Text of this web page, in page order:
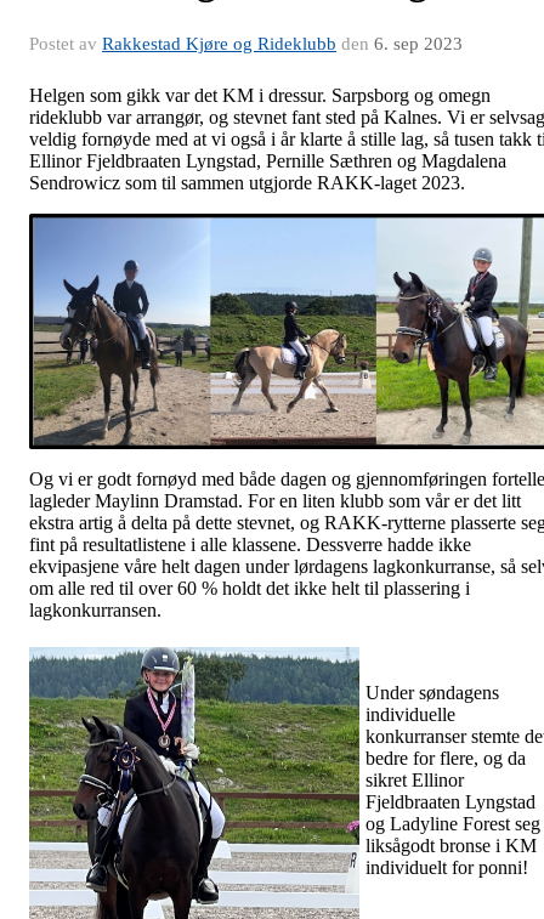
Postet av Rakkestad Kjøre og Rideklubb den 6. sep 2023
Helgen som gikk var det KM i dressur. Sarpsborg og omegn
rideklubb var arrangør, og stevnet fant sted på Kalnes. Vi er
veldig fornøyde med at vi også i år klarte å stille lag, så tusen takk
Ellinor Fjeldbraaten Lyngstad, Pernille Sæthren og Magdalena
Sendrowicz som til sammen utgjorde RAKK-laget 2023.
Og vi er godt fornøyd med både dagen og gjennomføringen
lagleder Maylinn Dramstad. For en liten klubb som vår er det litt
ekstra artig å delta på dette stevnet, og RAKK-rytterne plasserte
fint på resultatlistene i alle klassene. Dessverre hadde ikke
ekvipasjene våre helt dagen under lørdagens lagkonkurranse, så
om alle red til over 60 % holdt det ikke helt til plassering i
lagkonkurransen.
Under søndagens
individuelle
konkurranser stemte
bedre for flere, og da
sikret Ellinor
Fjeldbraaten Lyngstad
og Ladyline Forest seg
liksågodt bronse i KM
individuelt for ponni!